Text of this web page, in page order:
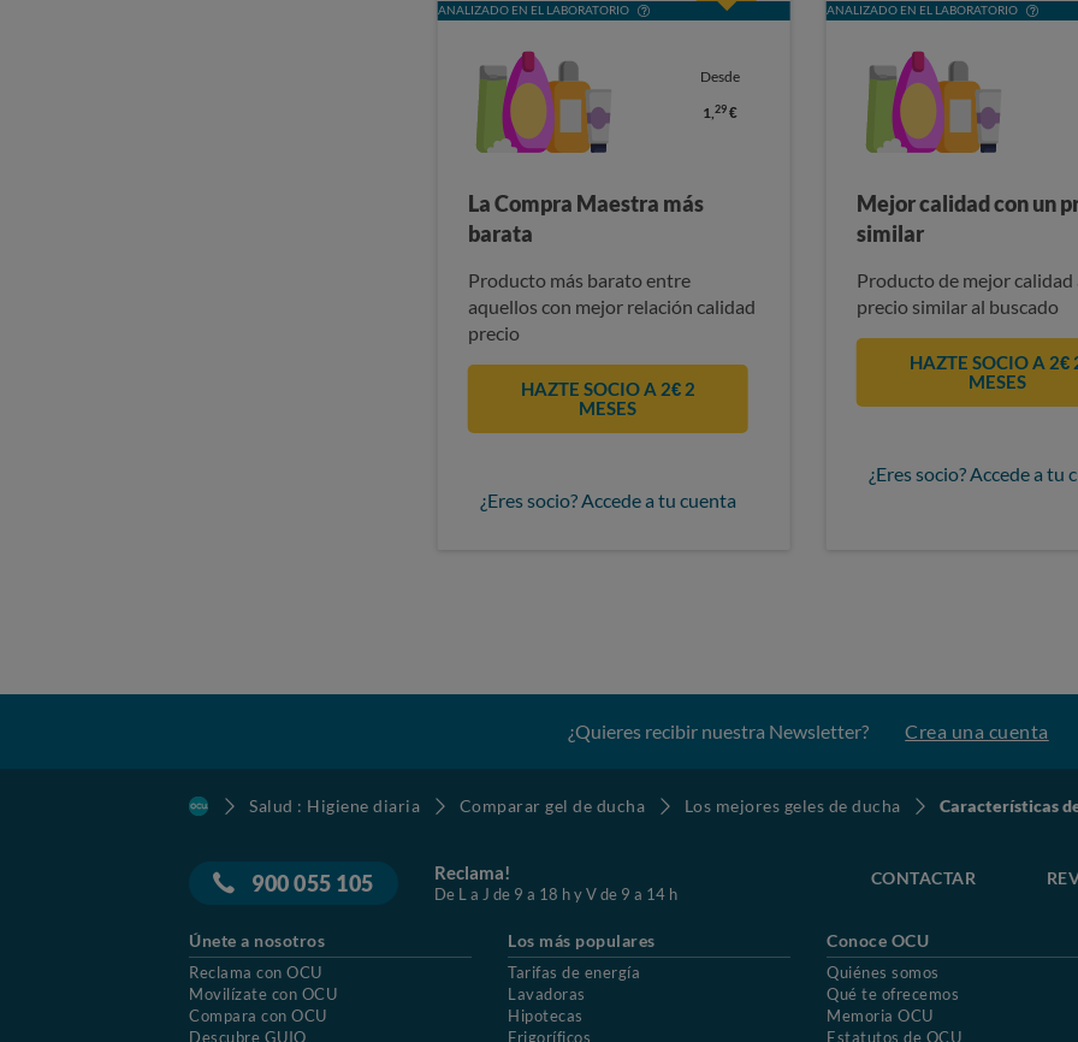
ANALIZADO EN EL LABORATORIO
Desde
1,29€
La Compra Maestra más
barata
Producto más barato entre
aquellos con mejor relación calidad
precio
HAZTE SOCIO A 2€ 2
MESES
¿Eres socio? Accede a tu cuenta
ANALIZADO EN EL LABORATORIO
Mejor calidad con un
similar
Producto de mejor calidad
precio similar al buscado
HAZTE SOCIO A 2€
MESES
¿Eres socio? Accede a tu
¿Quieres recibir nuestra Newsletter? Crea una cuenta
Salud : Higiene diaria Comparar gel de ducha Los mejores geles de ducha Características
900 055 105 Reclama!
De L a J de 9 a 18 h y V de 9 a 14 h
CONTACTAR
Únete a nosotros
Reclama con OCU
Movilízate con OCU
Compara con OCU
Descubre GUIO
Los más populares
Tarifas de energía
Lavadoras
Hipotecas
Frigoríficos
Conoce OCU
Quiénes somos
Qué te ofrecemos
Memoria OCU
Estatutos de OCU